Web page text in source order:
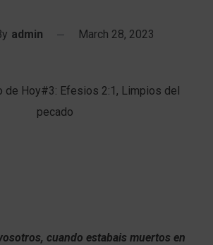
admin March 28, 2023
cuando estabais muertos en